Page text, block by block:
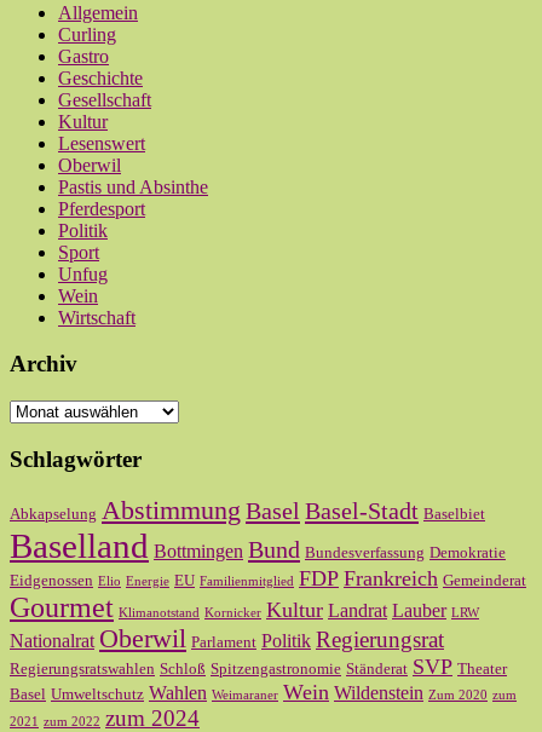
Allgemein
Curling
Gastro
Geschichte
Gesellschaft
Kultur
Lesenswert
Oberwil
Pastis und Absinthe
Pferdesport
Politik
Sport
Unfug
Wein
Wirtschaft
Archiv
Archiv
Schlagwörter
Abkapselung Abstimmung Basel Basel-Stadt Baselbiet
Baselland Bottmingen Bund Bundesverfassung Demokratie
Eidgenossen Elio Energie EU Familienmitglied FDP Frankreich Gemeinderat
Gourmet Klimanotstand Kornicker Kultur Landrat Lauber LRW
Nationalrat Oberwil Parlament Politik Regierungsrat
Regierungsratswahlen Schloß Spitzengastronomie Ständerat SVP Theater
Basel Umweltschutz Wahlen Weimaraner Wein Wildenstein Zum 2020 zum
2021
zum 2022 zum 2024